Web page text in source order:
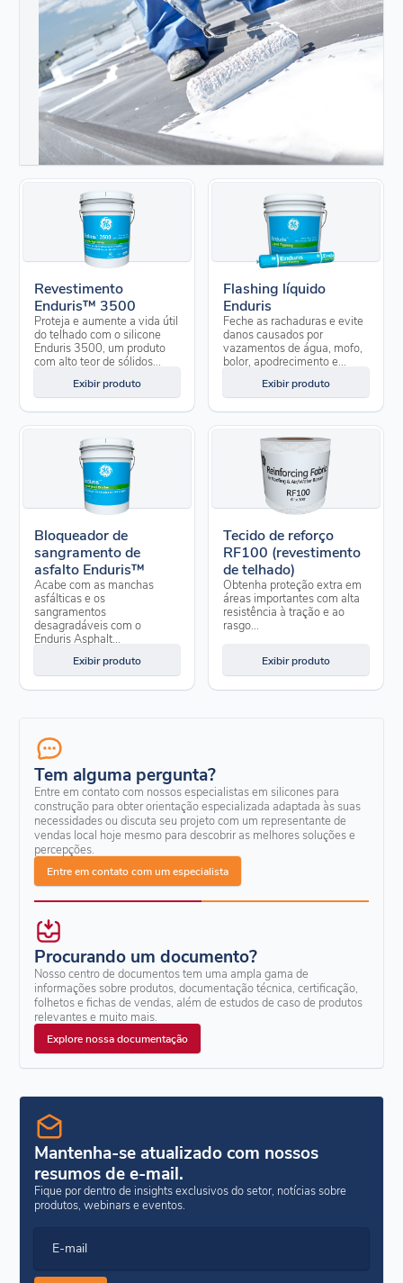
Revestimento
Enduris™ 3500
Proteja e aumente a vida útil
do telhado com o silicone
Enduris 3500, um produto
com alto teor de sólidos...
Exibir produto
Flashing líquido
Enduris
Feche as rachaduras e evite
danos causados por
vazamentos de água, mofo,
bolor, apodrecimento e...
Exibir produto
Bloqueador de
sangramento de
asfalto Enduris™
Acabe com as manchas
asfálticas e os
sangramentos
desagradáveis com o
Enduris Asphalt...
Exibir produto
Tecido de reforço
RF100 (revestimento
de telhado)
Obtenha proteção extra em
áreas importantes com alta
resistência à tração e ao
rasgo...
Exibir produto
Tem alguma pergunta?
Entre em contato com nossos especialistas em silicones para
construção para obter orientação especializada adaptada às suas
necessidades ou discuta seu projeto com um representante de
vendas local hoje mesmo para descobrir as melhores soluções e
percepções.
Entre em contato com um especialista
Procurando um documento?
Nosso centro de documentos tem uma ampla gama de
informações sobre produtos, documentação técnica, certificação,
folhetos e fichas de vendas, além de estudos de caso de produtos
relevantes e muito mais.
Explore nossa documentação
Mantenha-se atualizado com nossos
resumos de e-mail.
Fique por dentro de insights exclusivos do setor, notícias sobre
produtos, webinars e eventos.
E-mail